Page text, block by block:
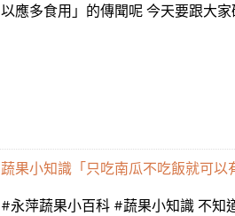
以應多食用」的傳聞呢 今天要跟大
蔬果小知識「只吃南瓜不吃飯就可以
#永萍蔬果小百科 #蔬果小知識 不知